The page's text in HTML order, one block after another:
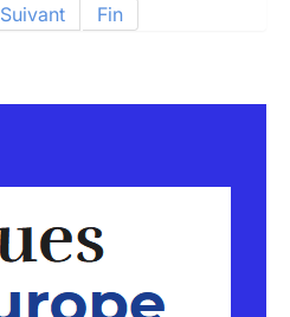
Suivant Fin